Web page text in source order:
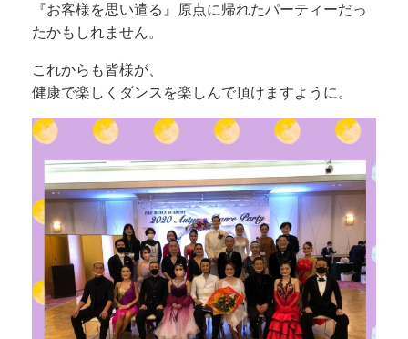
『お客様を思い遣る』原点に帰れたパーティーだっ
たかもしれません。
これからも皆様が、
健康で楽しくダンスを楽しんで頂けますように。